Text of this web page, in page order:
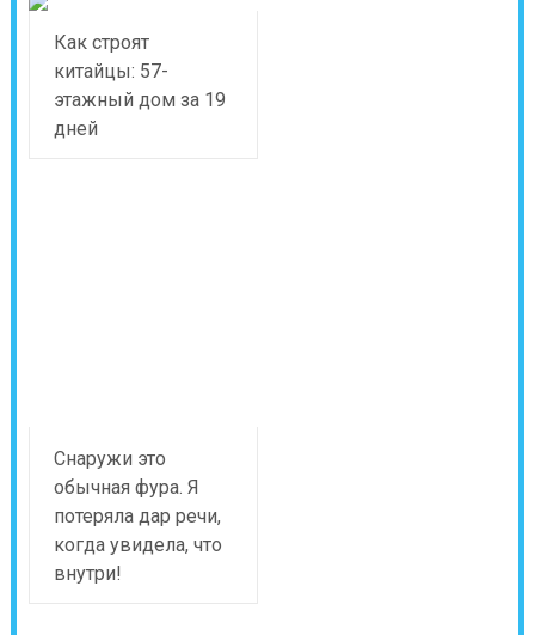
Как строят
китайцы: 57-
этажный дом за 19
дней
Снаружи это
обычная фура. Я
потеряла дар речи,
когда увидела, что
внутри!